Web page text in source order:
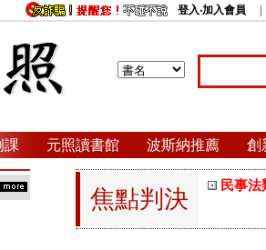
登入‧加入會員
課 元照讀書館 波斯納推薦 創
焦點判決 民事法